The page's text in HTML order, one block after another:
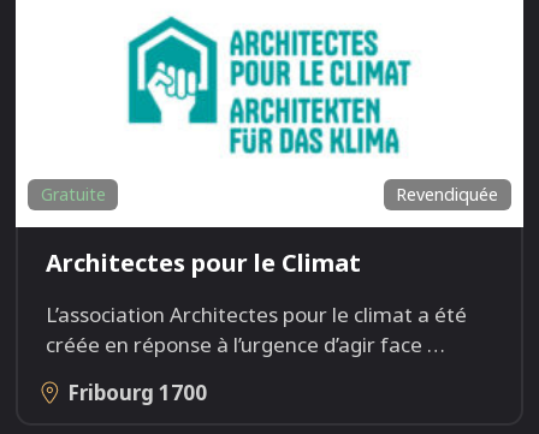
Revendiquée
Gratuite
Architectes pour le Climat
L’association Architectes pour le climat a été
créée en réponse à l’urgence d’agir face …
Fribourg 1700